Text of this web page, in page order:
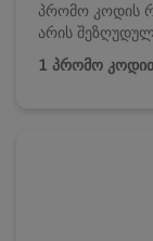
პრომო კოდის
არის
1 პრომო